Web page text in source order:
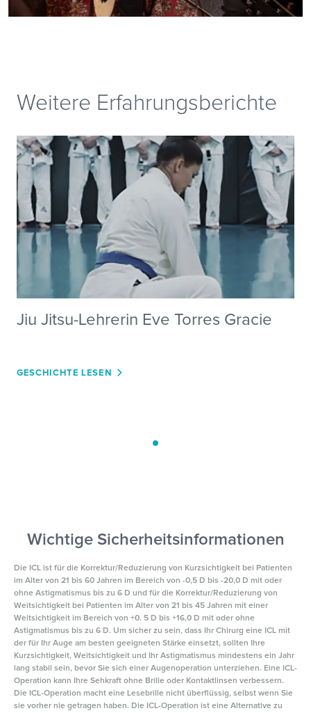
Weitere Erfahrungsberichte
Jiu Jitsu-Lehrerin Eve Torres Gracie
GESCHICHTE LESEN
Wichtige Sicherheitsinformationen
Die ICL ist für die Korrektur/Reduzierung von Kurzsichtigkeit bei Patienten
im Alter von 21 bis 60 Jahren im Bereich von -0,5 D bis -20,0 D mit oder
ohne Astigmatismus bis zu 6 D und für die Korrektur/Reduzierung von
Weitsichtigkeit bei Patienten im Alter von 21 bis 45 Jahren mit einer
Weitsichtigkeit im Bereich von +0. 5 D bis +16,0 D mit oder ohne
Astigmatismus bis zu 6 D. Um sicher zu sein, dass Ihr Chirurg eine ICL mit
der für Ihr Auge am besten geeigneten Stärke einsetzt, sollten Ihre
Kurzsichtigkeit, Weitsichtigkeit und Ihr Astigmatismus mindestens ein Jahr
lang stabil sein, bevor Sie sich einer Augenoperation unterziehen. Eine ICL-
Operation kann Ihre Sehkraft ohne Brille oder Kontaktlinsen verbessern.
Die ICL-Operation macht eine Lesebrille nicht überflüssig, selbst wenn Sie
sie vorher nie getragen haben. Die ICL-Operation ist eine Alternative zu